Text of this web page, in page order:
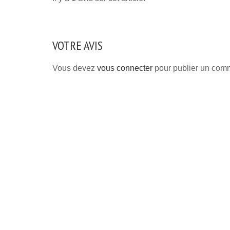
VOTRE AVIS
Vous devez vous connecter pour publier un